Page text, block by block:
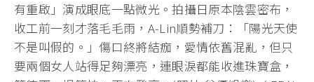
有重啟」演成眼底一點微光。拍攝日原本陰雲密布，
收工前一刻才落毛毛雨，A‑Lin順勢補刀：「陽光天使
不是叫假的。」傷口終將結痂，愛情依舊混亂，但只
要兩個女人站得足夠漂亮，連眼淚都能收進珠寶盒，